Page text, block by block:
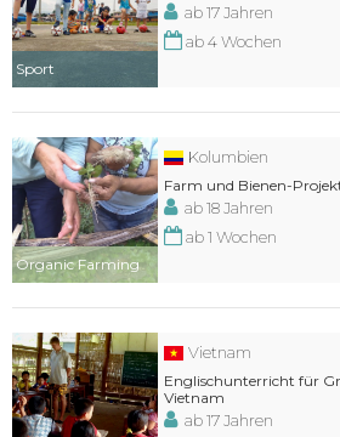
Sport
ab 17 Jahren
ab 4 Wochen
Organic Farming
Kolumbien
Farm und Bienen-
ab 18 Jahren
ab 1 Wochen
Vietnam
Englischunterricht für
Vietnam
ab 17 Jahren